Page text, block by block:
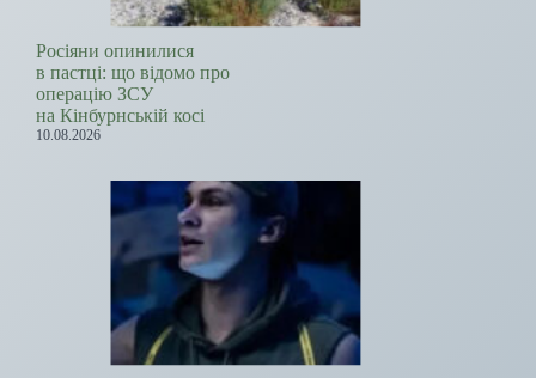
Росіяни опинилися
в пастці: що відомо про
операцію ЗСУ
на Кінбурнській косі
10.08.2026